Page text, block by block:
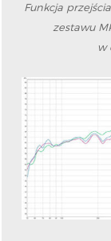
Funkcja
zestawu
w